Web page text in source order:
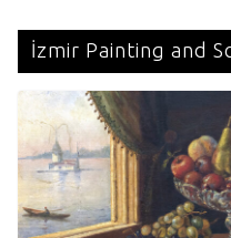
İzmir Painting and